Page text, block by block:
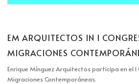
EM ARQUITECTOS IN I
MIGRACIONES
Enrique Mínguez Arquitectos participa en el I
Migraciones Contemporáneas.